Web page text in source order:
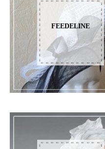
FEEDELINE